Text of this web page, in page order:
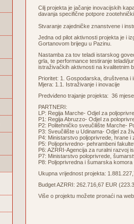
Cilj projekta je jačanje inovacijskih
davanja specifične potpore
Stvaranje zajedničke znanstvene i
Jedna od pilot aktivnosti projekta je i
Gortanovom brijegu u Pazinu.
Nastamba za tov teladi istarskog
grla, te performance testiranje teladi/
istraživačkih aktivnosti na kvalitetnim
Prioritet: 1. Gospodarska, društvena i
Mjera: 1.1. Istraživanje i inovacije
Predviđeno trajanje projekta: 36
PARTNERI:
LP: Regija Marche- Odjel za
P1: Regija Abruzzo- Odjel za
P2: Politehničko sveučilište Marche-
P3: Sveučilište u Udinama- Odjel za
P4: Ministarstvo poljoprivrede, hrane i
P5: Poljoprivredno- pehrambeni
P6: AZRRI-Agencija za ruralni razvoj
P7: Ministarstvo poloprivrede,
P8: Poljoprivredna i šumarska
Ukupna vrijednost projekta:
Budget AZRRI: 262.716,67 EUR
Više o projektu možete pronaći na